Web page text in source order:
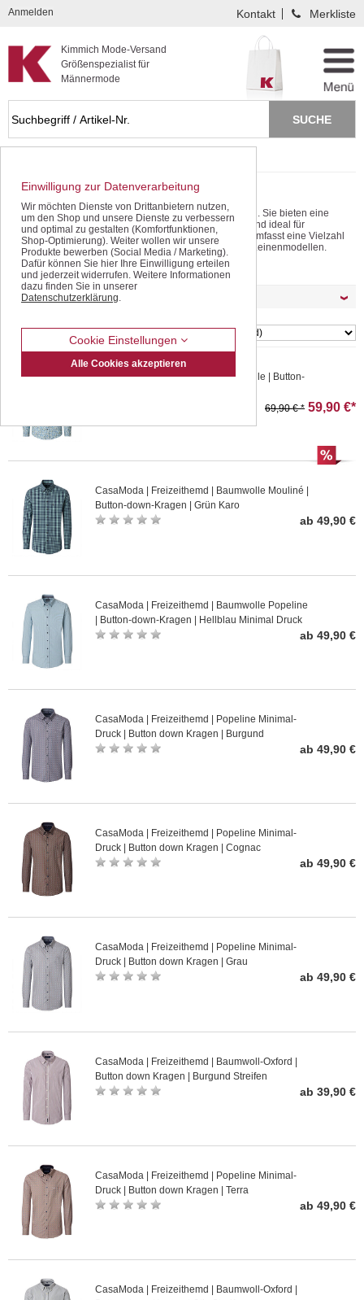
Kompletten Head der Seite überspringen
Kimmich Mode-Versand
Größenspezialist für
Männermode
Anmelden Kontakt Merkliste
Sportive Langarm Hemden für Männer
Freizeit Hemden sollten in keinem Kleiderschrank fehlen. Sie bieten eine
gelungene Mischung aus Lässigkeit und Eleganz und sind ideal für
Wochenenden oder lockere Treffen. Unsere Kollektion umfasst eine Vielzahl
von Stilen, von legeren Karohemden bis hin zu luftigen Leinenmodellen.
mehr lesen
Möchten Sie Ihre Auswahl filtern ?
CasaModa | Freizeithemd | Baumwolle | Button-
69,90 € * 59,90 €*
CasaModa | Freizeithemd | Baumwolle Mouliné |
Button-down-Kragen | Grün Karo
ab 49,90 €
CasaModa | Freizeithemd | Baumwolle Popeline
| Button-down-Kragen | Hellblau Minimal Druck
ab 49,90 €
CasaModa | Freizeithemd | Popeline Minimal-
Druck | Button down Kragen | Burgund
ab 49,90 €
CasaModa | Freizeithemd | Popeline Minimal-
Druck | Button down Kragen | Cognac
ab 49,90 €
CasaModa | Freizeithemd | Popeline Minimal-
Druck | Button down Kragen | Grau
ab 49,90 €
CasaModa | Freizeithemd | Baumwoll-Oxford |
Button down Kragen | Burgund Streifen
ab 39,90 €
CasaModa | Freizeithemd | Popeline Minimal-
Druck | Button down Kragen | Terra
ab 49,90 €
CasaModa | Freizeithemd | Baumwoll-Oxford |
Einwilligung zur Datenverarbeitung
Wir möchten Dienste von Drittanbietern nutzen,
um den Shop und unsere Dienste zu verbessern
und optimal zu gestalten (Komfortfunktionen,
Shop-Optimierung). Weiter wollen wir unsere
Produkte bewerben (Social Media / Marketing).
Dafür können Sie hier Ihre Einwilligung erteilen
und jederzeit widerrufen. Weitere Informationen
dazu finden Sie in unserer
Datenschutzerklärung.
Cookie Einstellungen
Alle Cookies akzeptieren